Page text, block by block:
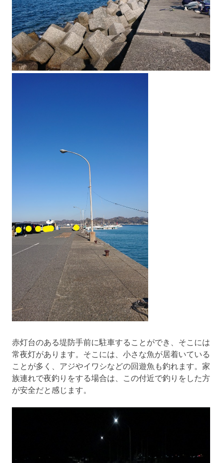
赤灯台のある堤防手前に駐車することができ、そこには
常夜灯があります。そこには、小さな魚が居着いている
ことが多く、アジやイワシなどの回遊魚も釣れます。家
族連れで夜釣りをする場合は、この付近で釣りをした方
が安全だと感じます。